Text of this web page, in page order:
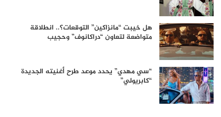
هل خيبت “مانزاكين” التوقعات؟.. انطلاقة
متواضعة لتعاون “دراكانوف” وحجيب
“سي مهدي” يحدد موعد طرح أغنيته الجديدة
“كابريولي”